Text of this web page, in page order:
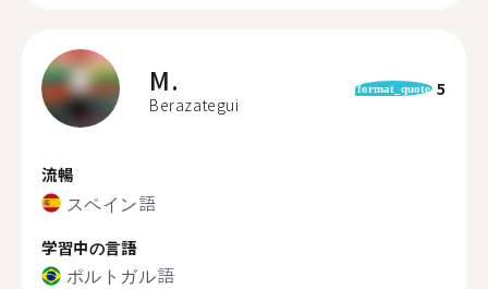
M.
Berazategui
format_quote 5
流暢
スペイン語
学習中の言語
ポルトガル語